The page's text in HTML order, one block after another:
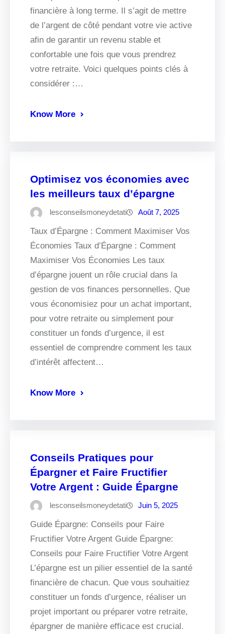
financière à long terme. Il s’agit de mettre
de l’argent de côté pendant votre vie active
afin de garantir un revenu stable et
confortable une fois que vous prendrez
votre retraite. Voici quelques points clés à
considérer :…
Know More
Optimisez vos économies avec
les meilleurs taux d’épargne
lesconseilsmoneydetati Août 7, 2025
Taux d’Épargne : Comment Maximiser Vos
Économies Taux d’Épargne : Comment
Maximiser Vos Économies Les taux
d’épargne jouent un rôle crucial dans la
gestion de vos finances personnelles. Que
vous économisiez pour un achat important,
pour votre retraite ou simplement pour
constituer un fonds d’urgence, il est
essentiel de comprendre comment les taux
d’intérêt affectent…
Know More
Conseils Pratiques pour
Épargner et Faire Fructifier
Votre Argent : Guide Épargne
lesconseilsmoneydetati Juin 5, 2025
Guide Épargne: Conseils pour Faire
Fructifier Votre Argent Guide Épargne:
Conseils pour Faire Fructifier Votre Argent
L’épargne est un pilier essentiel de la santé
financière de chacun. Que vous souhaitiez
constituer un fonds d’urgence, réaliser un
projet important ou préparer votre retraite,
épargner de manière efficace est crucial.